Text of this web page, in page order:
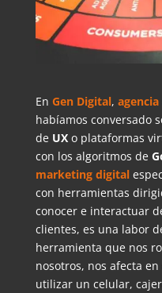
En Gen Digital,
habíamos conversado
de UXo plataformas
con los algoritmos de
marketing digital
con herramientas
conocer e interactuar
clientes, es una labor
herramienta que nos
nosotros, nos afecta
utilizar un celular,